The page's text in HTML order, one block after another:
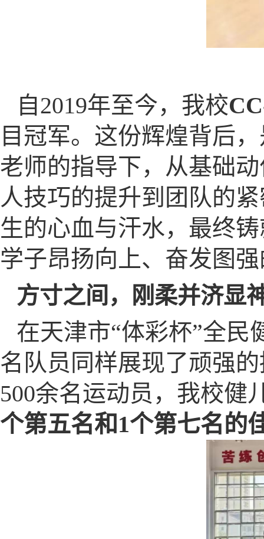
自2019年至今，我校
目冠军。这份辉煌背后
老师的指导下，从基础
人技巧的提升到团队的
生的心血与汗水，最终
学子昂扬向上、奋发图
方寸之间，刚柔并济显
在天津市“体彩杯”全民
名队员同样展现了顽强
500余名运动员，我校健
个第五名和1个第七名的